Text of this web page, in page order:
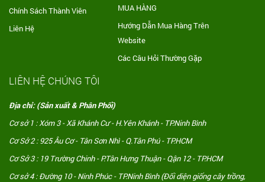
Chính Sách Thành Viên
Liên Hệ
MUA HÀNG
Hướng Dẫn Mua Hàng Trên
Website
Các Câu Hỏi Thường Gặp
LIÊN HỆ CHÚNG TÔI
Địa chỉ: (Sản xuất & Phân Phối)
Cơ sở 1 : Xóm 3 - Xã Khánh Cư - H.Yên Khánh - TP.Ninh Bình
Cơ Sở 2 : 925 Âu Cơ - Tân Sơn Nhì - Q.Tân Phú - TP.HCM
Cơ Sở 3 : 19 Trường Chinh - P.Tân Hưng Thuận - Qận 12 - TP.HCM
Cơ sở 4 : Đường 10 - Ninh Phúc - TP.Ninh Bình (Đối diện giống cây trồng,